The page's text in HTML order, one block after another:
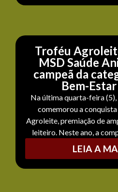
Troféu
MSD Saúde
campeã da
Bem-
Na última quarta-feira (5),
comemorou a
Agroleite, premiação de
leiteiro. Neste ano, a
LEIA A